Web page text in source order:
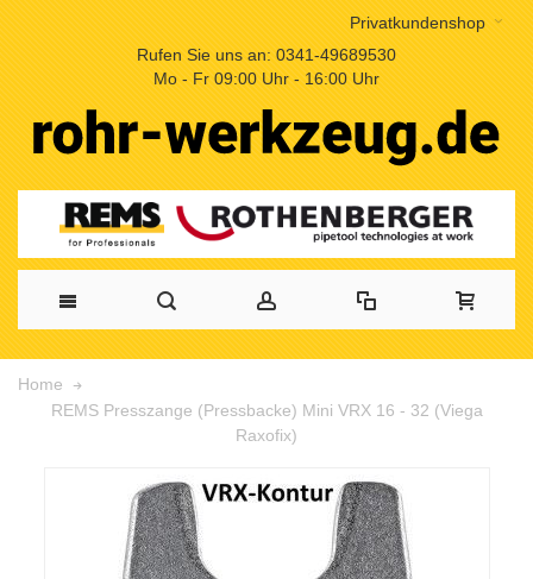
Privatkundenshop
Rufen Sie uns an: 0341-49689530
Mo - Fr 09:00 Uhr - 16:00 Uhr
Home
REMS Presszange (Pressbacke) Mini VRX 16 - 32 (Viega
Raxofix)